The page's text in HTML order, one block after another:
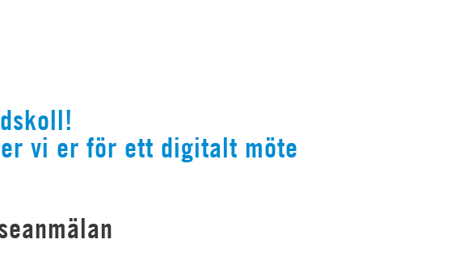
vi er för ett digitalt möte